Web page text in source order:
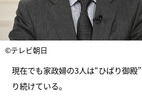
©テレビ朝日
現在でも家政婦の3人は“ひばり御殿
り続けている。